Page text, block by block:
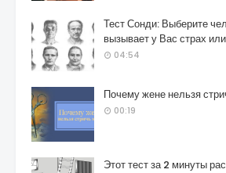
Тест Сонди: Выберите
вызывает у Вас страх
04:54
Почему жене нельзя
00:19
Этот тест за 2 минуты